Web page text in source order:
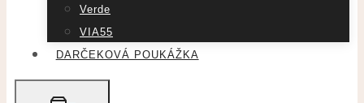
Verde
VIA55
DARČEKOVÁ POUKÁŽKA